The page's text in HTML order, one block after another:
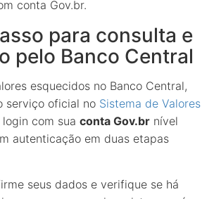
conta Gov.br.
para consulta e
pelo Banco Central
esquecidos no Banco Central,
serviço oficial no Sistema de Valores
com sua conta Gov.br nível
autenticação em duas etapas
seus dados e verifique se há